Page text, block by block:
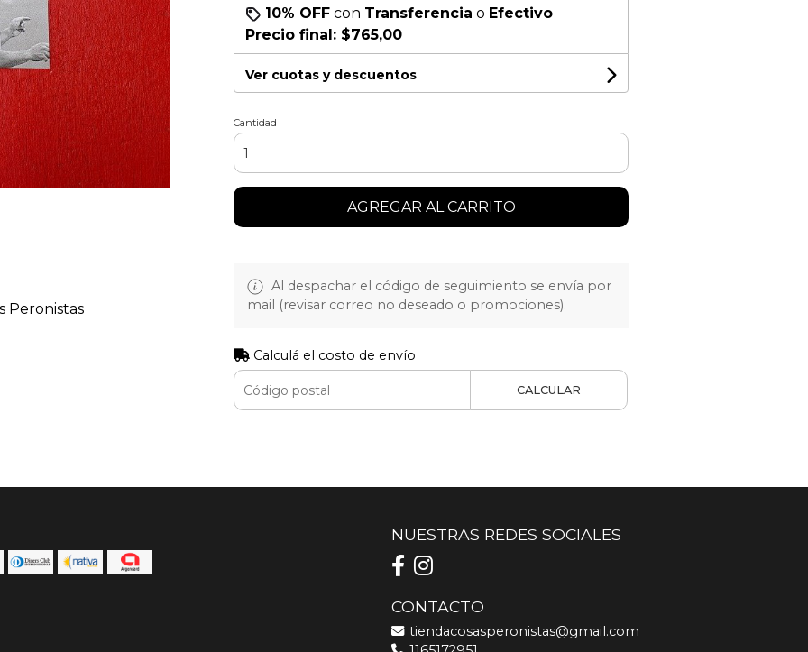
Peronistas
10% OFF con Transferencia o Efectivo
Precio final: $765,00
Ver cuotas y descuentos
Cantidad
AGREGAR AL CARRITO
Al despachar el código de seguimiento se envía por
mail (revisar correo no deseado o promociones).
Calculá el costo de envío
CALCULAR
NUESTRAS REDES SOCIALES
CONTACTO
tiendacosasperonistas@gmail.com